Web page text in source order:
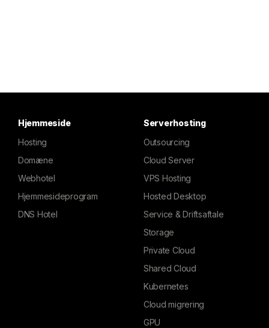
Hjemmeside
Hosting
Domæne
Webhotel
Hjemmesideprogram
DNS Hotel
Serverhosting
Outsourcing
Cloud Server
VPS Hosting
Hosted Desktop
Service & Driftsaftale
Storage
Private Cloud
Shared Cloud
Kubernetes
Cloud migrering
GPU